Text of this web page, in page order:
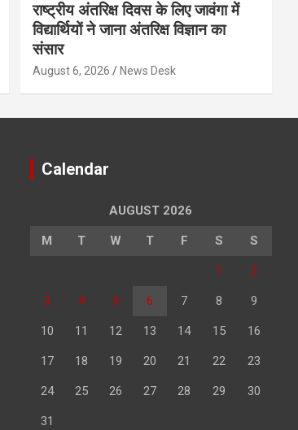
राष्ट्रीय अंतरिक्ष दिवस के लिए जावंगा में
विद्यार्थियों ने जाना अंतरिक्ष विज्ञान का
संसार
August 6, 2026 News Desk
Calendar
AUGUST 2026
M T W T F S S
1 2
3 4 5 6 7 8 9
10 11 12 13 14 15 16
17 18 19 20 21 22 23
24 25 26 27 28 29 30
31